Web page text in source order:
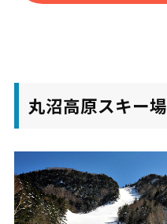
丸沼高原スキー場